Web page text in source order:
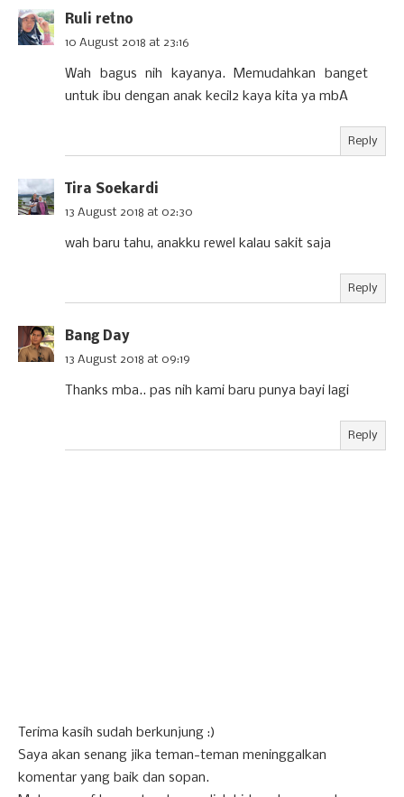
Ruli retno
10 August 2018 at 23:16
Wah bagus nih kayanya. Memudahkan banget
untuk ibu dengan anak kecil2 kaya kita ya mbA
Reply
Tira Soekardi
13 August 2018 at 02:30
wah baru tahu, anakku rewel kalau sakit saja
Reply
Bang Day
13 August 2018 at 09:19
Thanks mba.. pas nih kami baru punya bayi lagi
Reply
Terima kasih sudah berkunjung :)
Saya akan senang jika teman-teman meninggalkan
komentar yang baik dan sopan.